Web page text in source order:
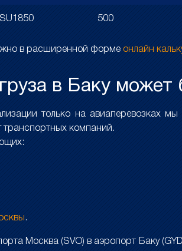
SU1850 500
в расширенной форме онлайн
в Баку может
только на авиаперевозках
транспортных компаний.
.
Москва (SVO) в аэропорт Баку